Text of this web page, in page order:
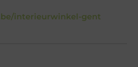
interieurwinkel-gent